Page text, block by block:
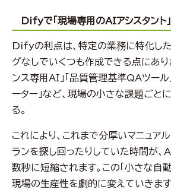
Difyで「現場専用のAIアシスタント
Difyの利点は、特定の業務に特化し
グなしでいくつも作成できる点にあり
ンス専用AI」「品質管理基準QAツール
ーター」など、現場の小さな課題ごと
る。
これにより、これまで分厚いマニュア
ランを探し回ったりしていた時間が、
数秒に短縮されます。この「小さな自動
現場の生産性を劇的に変えていきます